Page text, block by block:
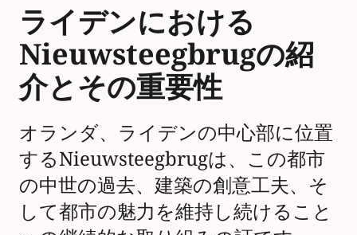
ライデンにおける
Nieuwsteegbrugの紹
介とその重要性
オランダ、ライデンの中心部に位置
するNieuwsteegbrugは、この都市
の中世の過去、建築の創意工夫、そ
して都市の魅力を維持し続けること